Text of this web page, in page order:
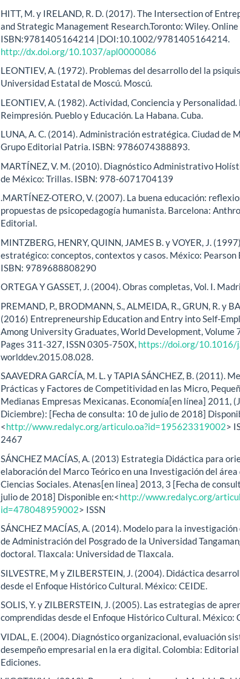
HITT, M. y IRELAND, R. D. (2017). The Intersection of
and Strategic Management Research.Toronto: Wiley. Online
ISBN:9781405164214 |DOI:10.1002/9781405164214.
http://dx.doi.org/10.1037/apl0000086
LEONTIEV, A. (1972). Problemas del desarrollo del la
Universidad Estatal de Moscú. Moscú.
LEONTIEV, A. (1982). Actividad, Conciencia y Personalidad.
Reimpresión. Pueblo y Educación. La Habana. Cuba.
LUNA, A. C. (2014). Administración estratégica. Ciudad de
Grupo Editorial Patria. ISBN: 9786074388893.
MARTÍNEZ, V. M. (2010). Diagnóstico Administrativo
de México: Trillas. ISBN: 978-6071704139
.MARTÍNEZ-OTERO, V. (2007). La buena educación:
propuestas de psicopedagogía humanista. Barcelona:
Editorial.
MINTZBERG, HENRY, QUINN, JAMES B. y VOYER, J.
estratégico: conceptos, contextos y casos. México: Pearson
ISBN: 9789688808290
ORTEGA Y GASSET, J. (2004). Obras completas, Vol. I.
PREMAND, P., BRODMANN, S., ALMEIDA, R., GRUN, R. y
(2016) Entrepreneurship Education and Entry into Self-
Among University Graduates, World Development, Volume
Pages 311-327, ISSN 0305-750X, https://doi.org/10.1016/j
worlddev.2015.08.028.
SAAVEDRA GARCÍA, M. L. y TAPIA SÁNCHEZ, B. (2011).
Prácticas y Factores de Competitividad en las Micro,
Medianas Empresas Mexicanas. Economía[en línea] 2011,
Diciembre): [Fecha de consulta: 10 de julio de 2018]
<http://www.redalyc.org/articulo.oa?id=195623319002>
2467
SÁNCHEZ MACÍAS, A. (2013) Estrategia Didáctica para
elaboración del Marco Teórico en una Investigación del área
Ciencias Sociales. Atenas[en linea] 2013, 3 [Fecha de
julio de 2018] Disponible en:<http://www.redalyc.org/
id=478048959002> ISSN
SÁNCHEZ MACÍAS, A. (2014). Modelo para la investigación
de Administración del Posgrado de la Universidad
doctoral. Tlaxcala: Universidad de Tlaxcala.
SILVESTRE, M y ZILBERSTEIN, J. (2004). Didáctica
desde el Enfoque Histórico Cultural. México: CEIDE.
SOLIS, Y. y ZILBERSTEIN, J. (2005). Las estrategias de
comprendidas desde el Enfoque Histórico Cultural. México:
VIDAL, E. (2004). Diagnóstico organizacional, evaluación
desempeño empresarial en la era digital. Colombia: Editorial
Ediciones.